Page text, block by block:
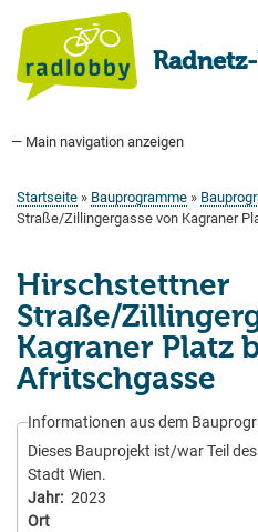
Main
— Main navigation anzeigen
Startseite
Bauprogramm
Aktuell Geplant
Weitere Bauprojekte
Hauptradverkehrsnetz
Bezirke
Medienberichte
Tags
Über uns
Pfadnavigation
Startseite Bauprogramme
Straße/Zillingergasse von Kagraner
Hirschstettner
Straße/
Kagraner Platz
Afritschgasse
Informationen aus dem
Dieses Bauprojekt ist/war Teil des
Stadt Wien.
Jahr
2023
Ort